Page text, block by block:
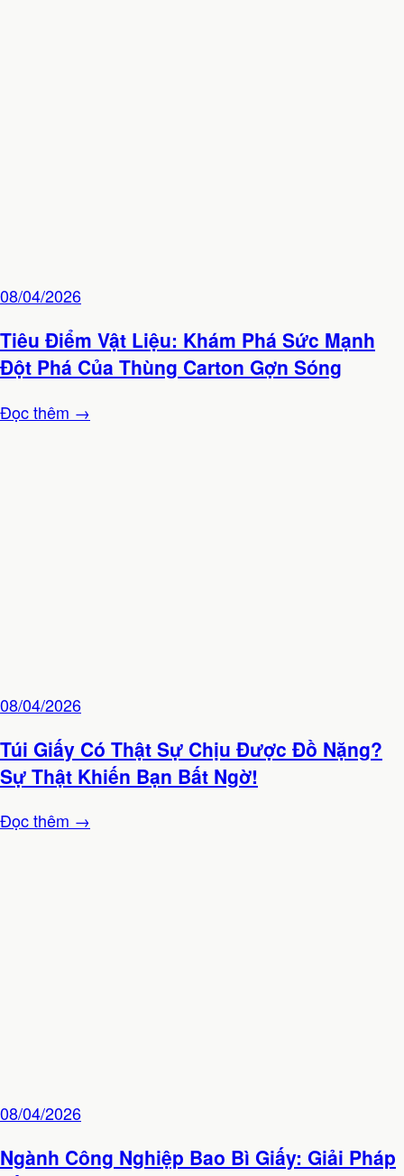
08/04/2026
Tiêu Điểm Vật Liệu: Khám Phá Sức Mạnh
Đột Phá Của Thùng Carton Gợn Sóng
Đọc thêm →
08/04/2026
Túi Giấy Có Thật Sự Chịu Được Đồ Nặng?
Sự Thật Khiến Bạn Bất Ngờ!
Đọc thêm →
08/04/2026
Ngành Công Nghiệp Bao Bì Giấy: Giải Pháp